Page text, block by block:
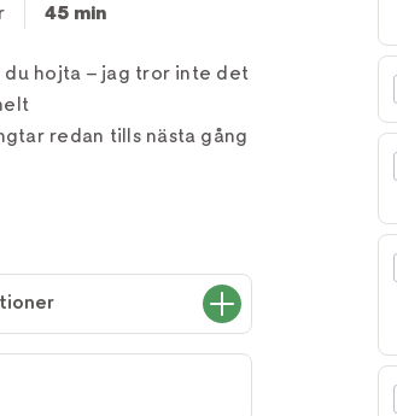
45 min
hojta – jag tror inte det
redan tills nästa gång